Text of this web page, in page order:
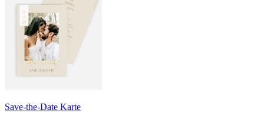
Save-the-Date Karte